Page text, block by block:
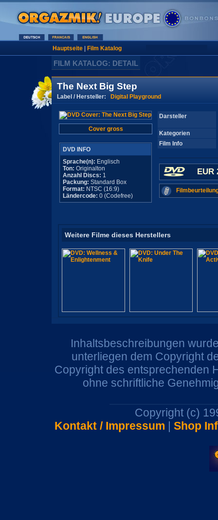
Hauptseite| Film Katalog
FILM KATALOG: DETAIL
The Next Big Step
Label / Hersteller: Digital Playground
Cover gross
DVD INFO
Sprache(n): Englisch
Ton: Originalton
Anzahl Discs: 1
Packung: Standard Box
Format: NTSC (16:9)
Ländercode: 0 (Codefree)
Darsteller
Kategorien
Film Info
EUR
Weitere Filme dieses Herstellers
Inhaltsbeschreibungen
unterliegen dem Copyright
Copyright des entsprechenden
ohne schriftliche
Copyright (c)
Kontakt / Impressum | Shop